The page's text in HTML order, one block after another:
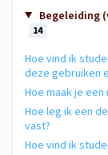
Begeleiding
14
Hoe vind ik
deze gebruiken
Hoe maak je
Hoe leg ik een
vast?
Hoe vind ik